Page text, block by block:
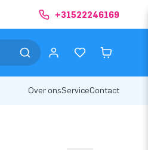
+31522246169
Over onsServiceContact